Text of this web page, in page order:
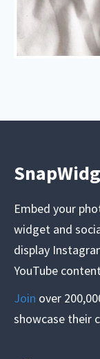
Embed your
widget and
display
YouTube
Join over
showcase their